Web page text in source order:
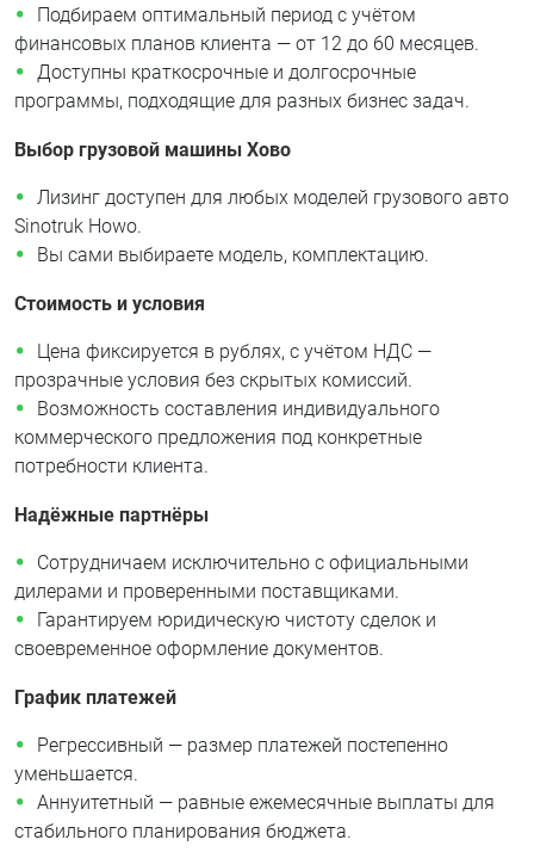
Подбираем оптимальный период с учётом
финансовых планов клиента — от 12 до 60 месяцев.
Доступны краткосрочные и долгосрочные
программы, подходящие для разных бизнес задач.
Выбор грузовой машины Хово
Лизинг доступен для любых моделей грузового авто
Sinotruk Howo.
Вы сами выбираете модель, комплектацию.
Стоимость и условия
Цена фиксируется в рублях, с учётом НДС —
прозрачные условия без скрытых комиссий.
Возможность составления индивидуального
коммерческого предложения под конкретные
потребности клиента.
Надёжные партнёры
Сотрудничаем исключительно с официальными
дилерами и проверенными поставщиками.
Гарантируем юридическую чистоту сделок и
своевременное оформление документов.
График платежей
Регрессивный — размер платежей постепенно
уменьшается.
Аннуитетный — равные ежемесячные выплаты для
стабильного планирования бюджета.